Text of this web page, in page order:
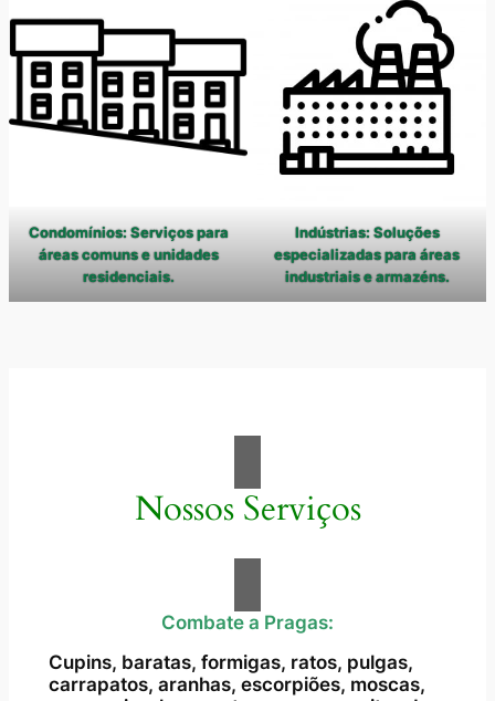
Condomínios: Serviços para
áreas comuns e unidades
residenciais.
Indústrias: Soluções
especializadas para áreas
industriais e armazéns.
Nossos Serviços
Combate a Pragas:
Cupins, baratas, formigas, ratos, pulgas,
carrapatos, aranhas, escorpiões, moscas,